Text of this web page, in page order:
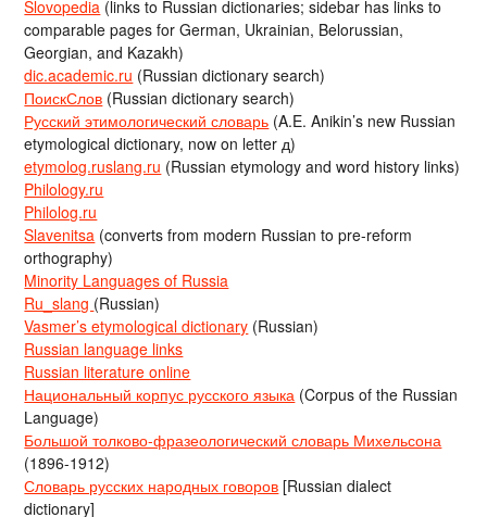
Slovopedia (links to Russian dictionaries; sidebar has links to
comparable pages for German, Ukrainian, Belorussian,
Georgian, and Kazakh)
dic.academic.ru (Russian dictionary search)
ПоискСлов (Russian dictionary search)
Русский этимологический словарь (A.E. Anikin’s new Russian
etymological dictionary, now on letter д)
etymolog.ruslang.ru (Russian etymology and word history links)
Philology.ru
Philolog.ru
Slavenitsa (converts from modern Russian to pre-reform
orthography)
Minority Languages of Russia
Ru_slang (Russian)
Vasmer’s etymological dictionary (Russian)
Russian language links
Russian literature online
Национальный корпус русского языка (Corpus of the Russian
Language)
Большой толково-фразеологический словарь Михельсона
(1896-1912)
Словарь русских народных говоров [Russian dialect
dictionary]